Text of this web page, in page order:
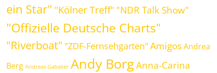
ein Star" "Kölner Treff" "NDR Talk Show"
"Offizielle Deutsche Charts"
"Riverboat" "ZDF-Fernsehgarten" Amigos Andrea
Berg Andreas Gabalier Andy Borg Anna-Carina